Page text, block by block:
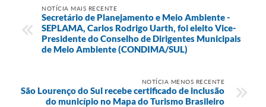
NOTÍCIA MAIS RECENTE
Secretário de Planejamento e Meio Ambiente -
SEPLAMA, Carlos Rodrigo Uarth, foi eleito Vice-
Presidente do Conselho de Dirigentes Municipais
de Meio Ambiente (CONDIMA/SUL)
NOTÍCIA MENOS RECENTE
São Lourenço do Sul recebe certificado de inclusão
do município no Mapa do Turismo Brasileiro